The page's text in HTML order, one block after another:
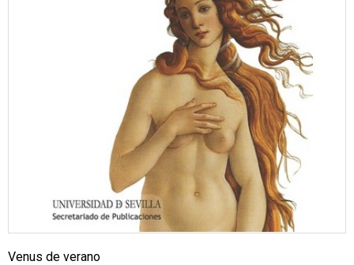
Venus de verano